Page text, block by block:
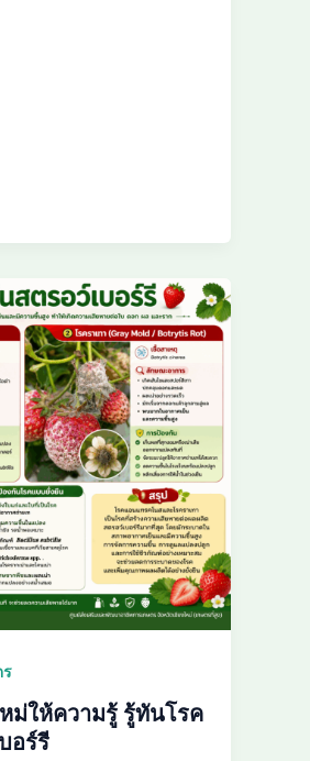
ร
ม่ให้ความรู้ รู้ทันโรค
อร์รี